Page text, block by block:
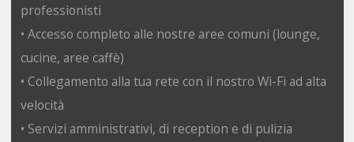
professionisti
• Accesso completo alle nostre aree comuni (lounge,
cucine, aree caffè)
• Collegamento alla tua rete con il nostro Wi-Fi ad alta
velocità
• Servizi amministrativi, di reception e di pulizia